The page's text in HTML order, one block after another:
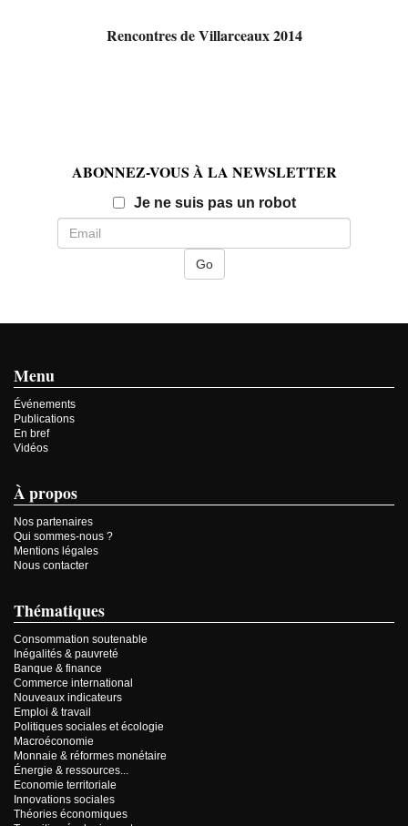
Rencontres de Villarceaux 2014
ABONNEZ-VOUS À LA NEWSLETTER
Je ne suis pas un robotEmail
Menu
Événements
Publications
En bref
Vidéos
À propos
Nos partenaires
Qui sommes-nous ?
Mentions légales
Nous contacter
Thématiques
Consommation soutenable
Inégalités & pauvreté
Banque & finance
Commerce international
Nouveaux indicateurs
Emploi & travail
Politiques sociales et écologie
Macroéconomie
Monnaie & réformes monétaire
Énergie & ressources...
Economie territoriale
Innovations sociales
Théories économiques